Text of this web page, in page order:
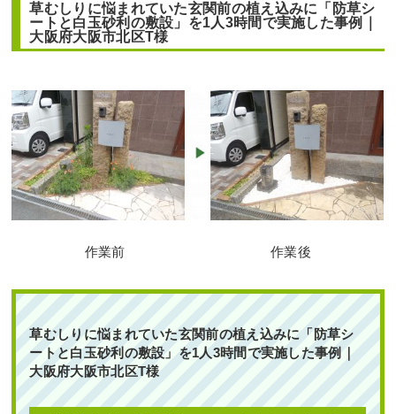
草むしりに悩まれていた玄関前の植え込みに「防草シ
ートと白玉砂利の敷設」を1人3時間で実施した事例｜
大阪府大阪市北区T様
作業前 作業後
草むしりに悩まれていた玄関前の植え込みに「防草シ
ートと白玉砂利の敷設」を1人3時間で実施した事例｜
大阪府大阪市北区T様